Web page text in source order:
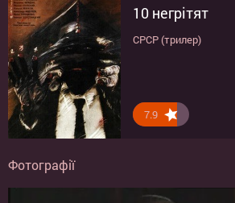
10 негрітят
СРСР (трилер)
7.9
Фотографії